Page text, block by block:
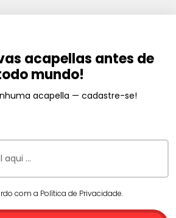
acapellas antes de
mundo!
acapella — cadastre-se!
com a Política de Privacidade.